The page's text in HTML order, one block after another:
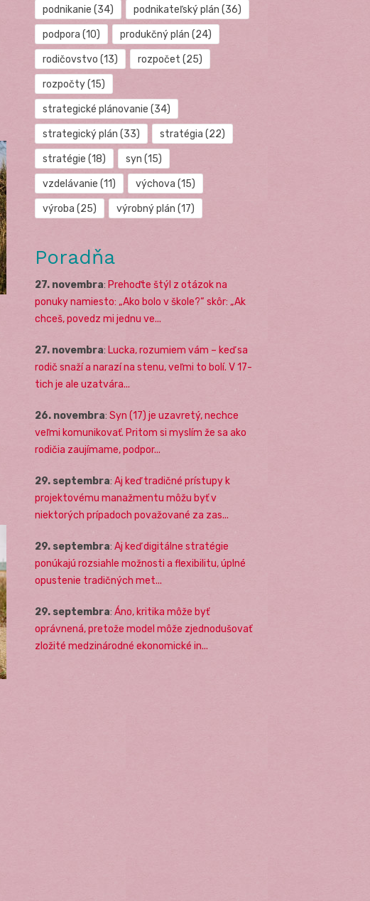
podnikanie (34) podnikateľský plán (36)
podpora (10) produkčný plán (24)
rodičovstvo (13) rozpočet (25)
rozpočty(15)
strategické plánovanie (34)
strategický plán (33) stratégia (22)
stratégie (18) syn (15)
vzdelávanie (11) výchova (15)
výroba (25) výrobný plán (17)
Poradňa
27. novembra: Prehoďte štýl z otázok na
ponuky namiesto: „Ako bolo v škole?“ skôr: „Ak
chceš, povedz mi jednu ve...
27. novembra: Lucka, rozumiem vám – keď sa
rodič snaží a narazí na stenu, veľmi to bolí. V 17-
tich je ale uzatvára...
26. novembra: Syn (17) je uzavretý, nechce
veľmi komunikovať. Pritom si myslím že sa ako
rodičia zaujímame, podpor...
29. septembra: Aj keď tradičné prístupy k
projektovému manažmentu môžu byť v
niektorých prípadoch považované za zas...
29. septembra: Aj keď digitálne stratégie
ponúkajú rozsiahle možnosti a flexibilitu, úplné
opustenie tradičných met...
29. septembra: Áno, kritika môže byť
oprávnená, pretože model môže zjednodušovať
zložité medzinárodné ekonomické in...